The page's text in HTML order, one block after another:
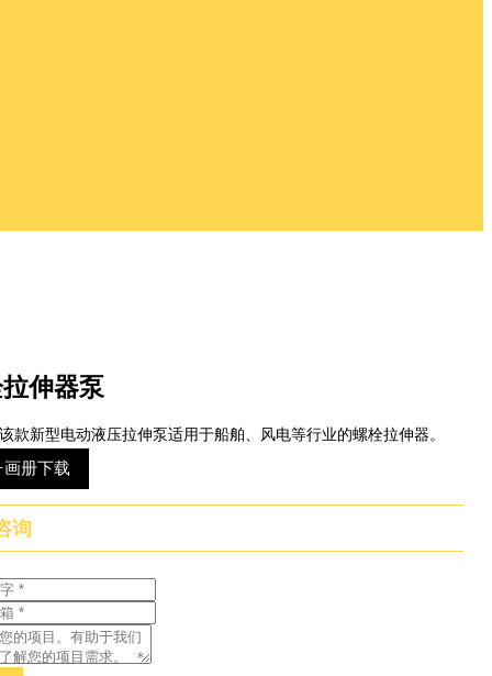
伸器泵
款新型电动液压拉伸泵适用于船舶、风电等行业的螺栓拉伸器。
画册下载
询